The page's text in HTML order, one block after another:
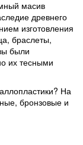
масив
древнего
изготовления
браслеты,
были
их тесными
На
бронзовые и